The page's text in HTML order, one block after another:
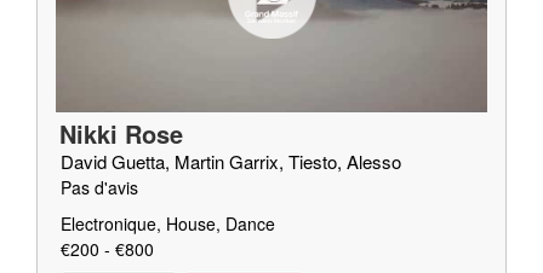
Nikki Rose
David Guetta, Martin Garrix, Tiesto, Alesso
Pas d'avis
Electronique, House, Dance
€200 - €800